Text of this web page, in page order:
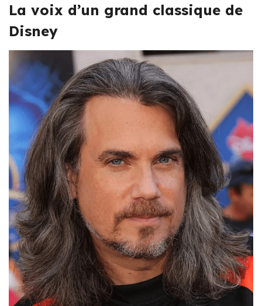
La voix d’un grand classique de
Disney